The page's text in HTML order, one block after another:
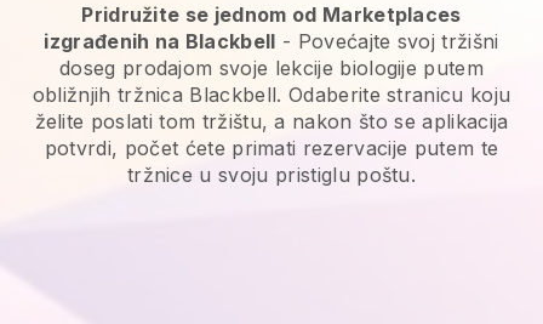
Pridružite se jednom od Marketplaces
izgrađenih na Blackbell - Povećajte svoj tržišni
doseg prodajom svoje lekcije biologije putem
obližnjih tržnica Blackbell. Odaberite stranicu koju
želite poslati tom tržištu, a nakon što se aplikacija
potvrdi, počet ćete primati rezervacije putem te
tržnice u svoju pristiglu poštu.